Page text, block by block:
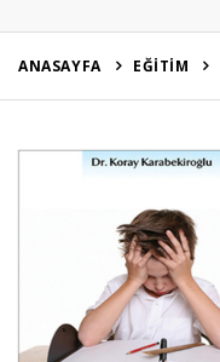
ANASAYFA EĞİTİM